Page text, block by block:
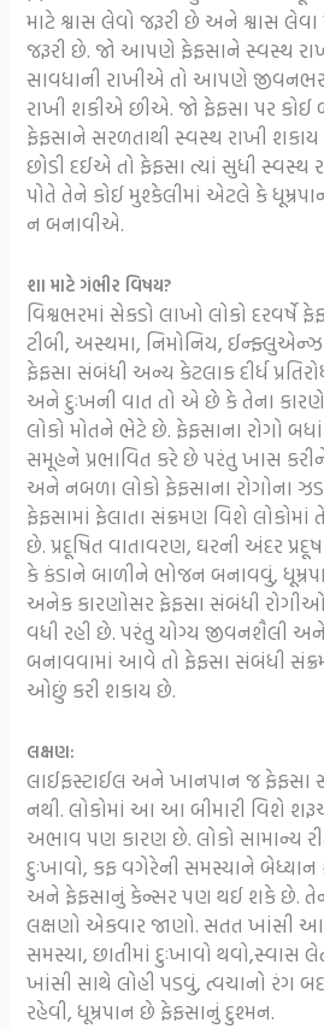
માટે શ્વાસ લેવો જરૂરી છે અને શ્વાસ
જરૂરી છે. જો આપણે ફેફસાને સ્વસ્થ
સાવધાની રાખીએ તો આપણે
રાખી શકીએ છીએ. જો ફેફસા પર કોઈ
ફેફસાને સરળતાથી સ્વસ્થ રાખી
છોડી દઈએ તો ફેફસા ત્યાં સુધી
પોતે તેને કોઈ મુશ્કેલીમાં એટલે કે
ન બનાવીએ.
શા માટે ગંભીર વિષય?
વિશ્વભરમાં સેકડો લાખો લોકો દરવર્ષે
ટીબી, અસ્થમા, નિમોનિય,
ફેફસા સંબંધી અન્ય કેટલાક દીર્ધ
અને દુઃખની વાત તો એ છે કે તેના
લોકો મોતને ભેટે છે. ફેફસાના રોગો
સમૂહને પ્રભાવિત કરે છે પરંતુ ખાસ
અને નબળા લોકો ફેફસાના રોગોના
ફેફસામાં ફેલાતા સંક્રમણ વિશે
છે. પ્રદૂષિત વાતાવરણ, ઘરની અંદર
કે કંડાને બાળીને ભોજન બનાવવું,
અનેક કારણોસર ફેફસા સંબંધી
વધી રહી છે. પરંતુ યોગ્ય જીવનશૈલી
બનાવવામાં આવે તો ફેફસા સંબંધી
ઓછું કરી શકાય છે.
લક્ષણ:
લાઈફસ્ટાઈલ અને ખાનપાન જ ફેફસા
નથી. લોકોમાં આ આ બીમારી વિશે
અભાવ પણ કારણ છે. લોકો સામાન્ય
દુઃખાવો, કફ વગેરેની સમસ્યાને
અને ફેફસાનું કેન્સર પણ થઈ શકે છે.
લક્ષણો એકવાર જાણો. સતત ખાંસી
સમસ્યા, છાતીમાં દુઃખાવો
ખાંસી સાથે લોહી પડવું, ત્વચાનો રંગ
રહેવી, ધૂમ્રપાન છે ફેફસાનું દુશ્મન.